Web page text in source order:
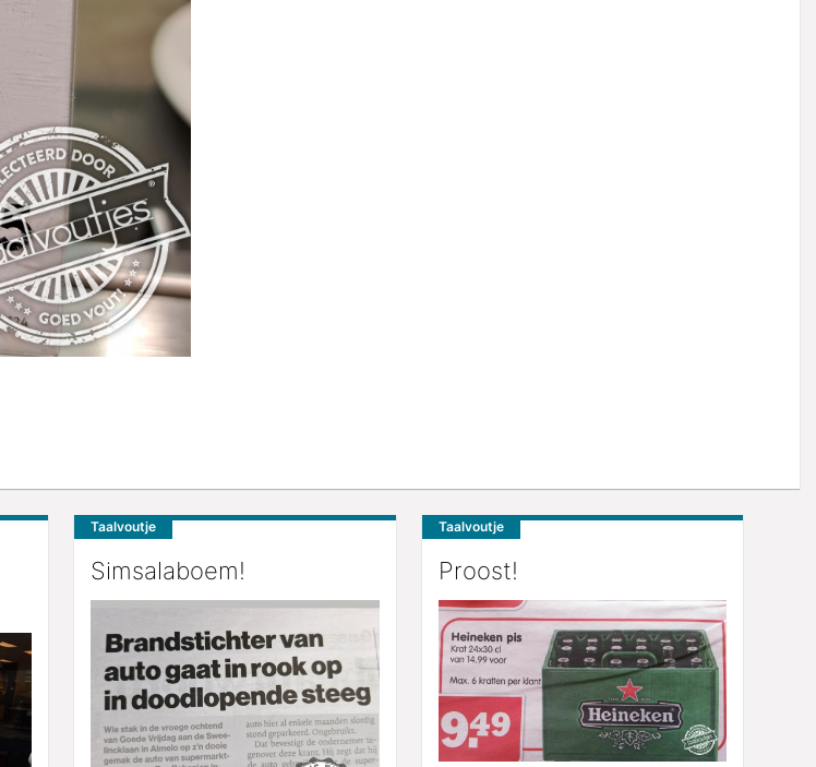
Taalvoutje
Simsalaboem!
Taalvoutje
Proost!